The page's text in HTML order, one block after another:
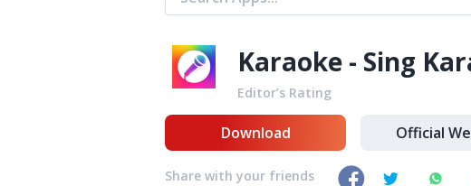
Karaoke - Sing
Editor’s Rating
Download Official
Share with your friends